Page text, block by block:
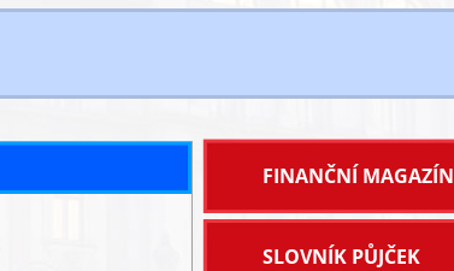
FINANČNÍ MAGAZÍN
SLOVNÍK PŮJČEK